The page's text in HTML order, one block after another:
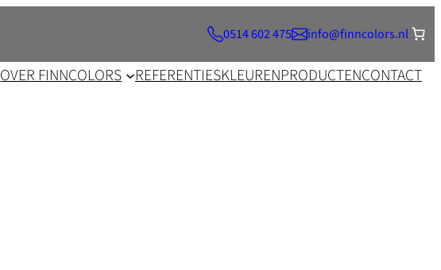
0514 602 475 info@finncolors.nl
OVER FINNCOLORS REFERENTIESKLEURENPRODUCTENCONTACT